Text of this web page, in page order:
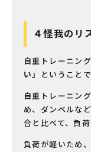
４怪我のリ
自重トレーニン
い」
ということで
自重トレーニン
め、ダンベルな
合と比べて、負
負荷が軽いため